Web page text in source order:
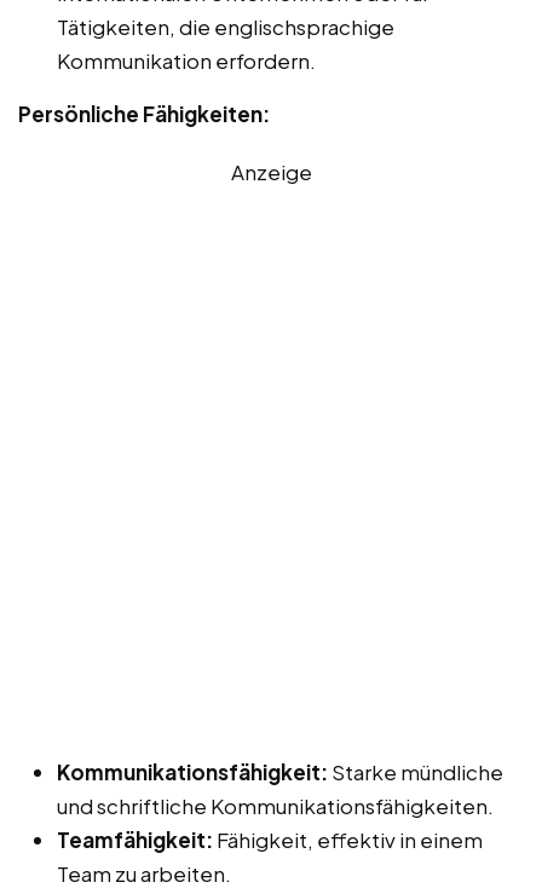
Tätigkeiten, die englischsprachige
Kommunikation erfordern.
Persönliche Fähigkeiten:
Anzeige
Kommunikationsfähigkeit: Starke mündliche
und schriftliche Kommunikationsfähigkeiten.
Teamfähigkeit: Fähigkeit, effektiv in einem
Team zu arbeiten.